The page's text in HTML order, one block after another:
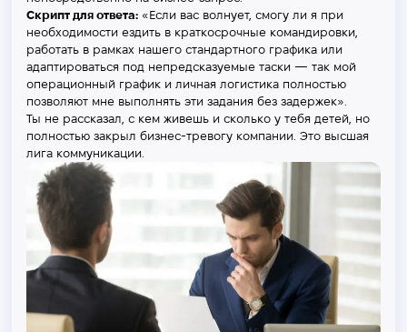
Скрипт для ответа: «Если вас волнует, смогу ли я при
необходимости ездить в краткосрочные командировки,
работать в рамках нашего стандартного графика или
адаптироваться под непредсказуемые таски — так мой
операционный график и личная логистика полностью
позволяют мне выполнять эти задания без задержек».
Ты не рассказал, с кем живешь и сколько у тебя детей, но
полностью закрыл бизнес-тревогу компании. Это высшая
лига коммуникации.